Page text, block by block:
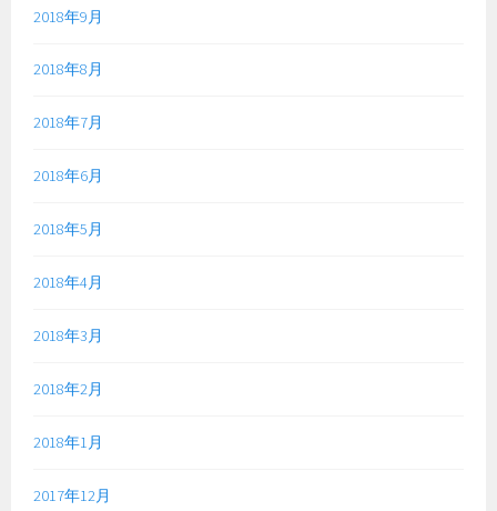
2018年9月
2018年8月
2018年7月
2018年6月
2018年5月
2018年4月
2018年3月
2018年2月
2018年1月
2017年12月